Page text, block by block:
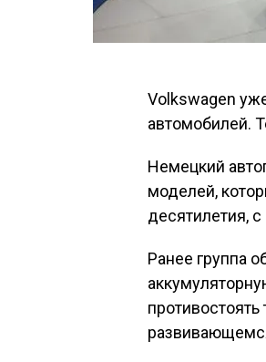
Volkswagen
автомобилей.
Немецкий
моделей,
десятилетия,
Ранее группа